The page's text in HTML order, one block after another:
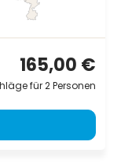
165,00 €
für 2 Personen